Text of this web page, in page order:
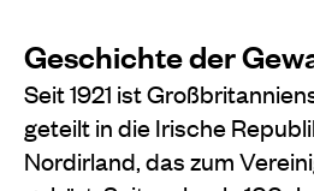
Geschichte der
Seit 1921 ist
geteilt in die Irische
Nordirland, das zum